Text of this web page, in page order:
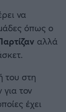
να
όπως ο
αλλά
του στη
τον
έχει